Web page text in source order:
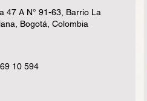
47 A N° 91-63, Barrio La
Bogotá, Colombia
10 594